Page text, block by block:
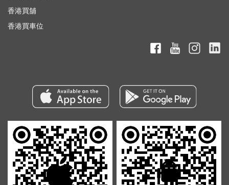
香港買舖
香港買車位